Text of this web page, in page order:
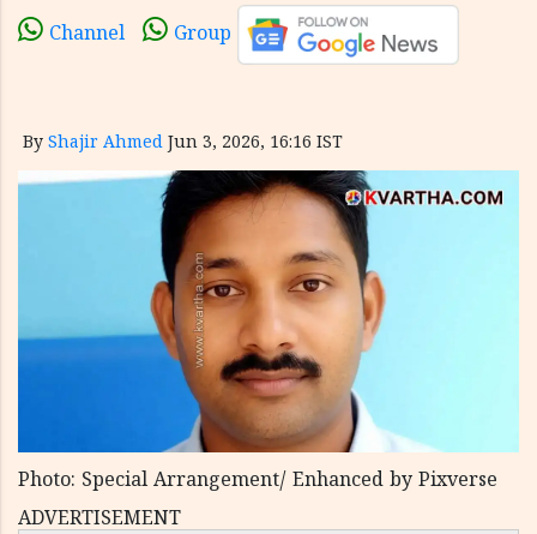
Channel Group
By Shajir Ahmed Jun 3, 2026, 16:16 IST
Photo: Special Arrangement/ Enhanced by Pixverse
ADVERTISEMENT